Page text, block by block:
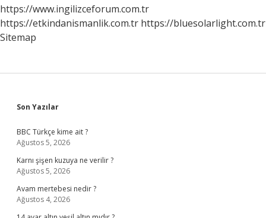
https://www.ingilizceforum.com.tr
https://etkindanismanlik.com.tr https://bluesolarlight.com.tr
Sitemap
Sidebar
Son Yazılar
BBC Türkçe kime ait ?
Ağustos 5, 2026
Karnı şişen kuzuya ne verilir ?
Ağustos 5, 2026
Avam mertebesi nedir ?
Ağustos 4, 2026